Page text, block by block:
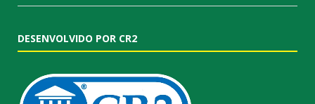
DESENVOLVIDO POR CR2